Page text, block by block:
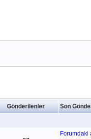
Gönderilenler Son
Forumdaki